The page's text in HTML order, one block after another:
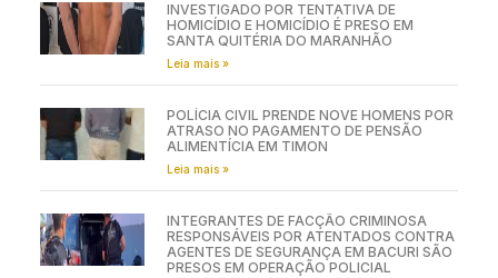
INVESTIGADO POR TENTATIVA DE
HOMICÍDIO E HOMICÍDIO É PRESO EM
SANTA QUITÉRIA DO MARANHÃO
Leia mais »
POLÍCIA CIVIL PRENDE NOVE HOMENS POR
ATRASO NO PAGAMENTO DE PENSÃO
ALIMENTÍCIA EM TIMON
Leia mais »
INTEGRANTES DE FACÇÃO CRIMINOSA
RESPONSÁVEIS POR ATENTADOS CONTRA
AGENTES DE SEGURANÇA EM BACURI SÃO
PRESOS EM OPERAÇÃO POLICIAL